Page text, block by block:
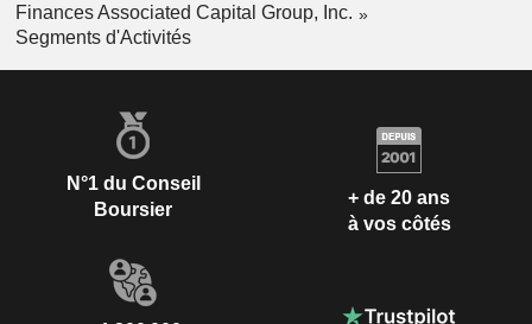
Finances Associated Capital Group, Inc.
Segments d'Activités
N°1 du Conseil
Boursier
+ de 20 ans
à vos côtés